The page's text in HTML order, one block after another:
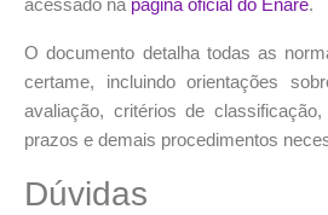
acessado na página oficial do Enare.
O documento detalha todas as
certame, incluindo orientações
avaliação, critérios de classificação,
prazos e demais procedimentos
Dúvidas